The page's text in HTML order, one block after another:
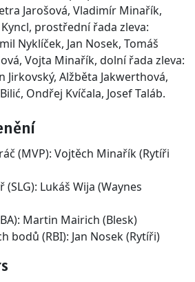
Jarošová, Vladimír Minařík,
prostřední řada zleva:
Nyklíček, Jan Nosek, Tomáš
Vojta Minařík, dolní řada zleva:
Jirkovský, Alžběta Jakwerthová,
Ondřej Kvíčala, Josef Taláb.
(MVP): Vojtěch Minařík (Rytíři
Lukáš Wija (Waynes
Martin Mairich (Blesk)
bodů (RBI): Jan Nosek (Rytíři)